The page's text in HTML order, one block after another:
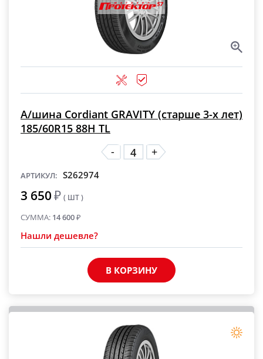
А/шина Cordiant GRAVITY (старше 3-х лет)
185/60R15 88H TL
-
+
АРТИКУЛ: S262974
3 650₽ ( ШТ )
СУММА: 14 600₽
Нашли дешевле?
В КОРЗИНУ